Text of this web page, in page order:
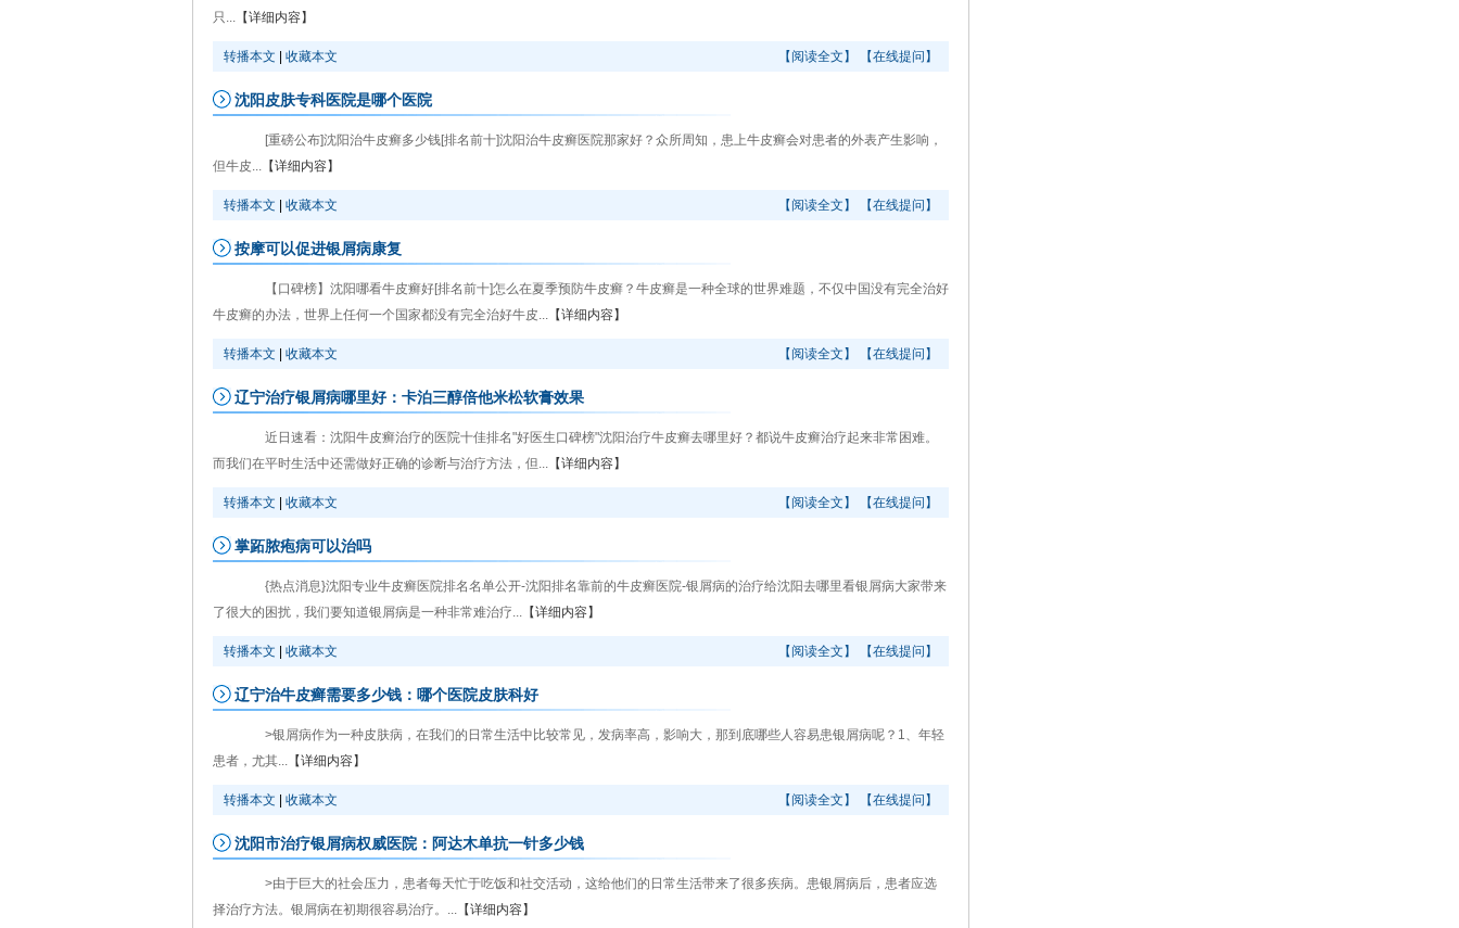
只... 【详细内容】
转播本文 收藏本文 【阅读全文】 【在线提问】
沈阳皮肤专科医院是哪个医院
[重磅公布]沈阳治牛皮癣多少钱[排名前十]沈阳治牛皮癣医院那家好？众所周知，患上牛皮癣会对患者的外表产生影响，
但牛皮... 【详细内容】
转播本文 收藏本文 【阅读全文】 【在线提问】
按摩可以促进银屑病康复
【口碑榜】沈阳哪看牛皮癣好[排名前十]怎么在夏季预防牛皮癣？牛皮癣是一种全球的世界难题，不仅中国没有完全治好
牛皮癣的办法，世界上任何一个国家都没有完全治好牛皮... 【详细内容】
转播本文 收藏本文 【阅读全文】 【在线提问】
辽宁治疗银屑病哪里好：卡泊三醇倍他米松软膏效果
近日速看：沈阳牛皮癣治疗的医院十佳排名"好医生口碑榜"沈阳治疗牛皮癣去哪里好？都说牛皮癣治疗起来非常困难。
而我们在平时生活中还需做好正确的诊断与治疗方法，但... 【详细内容】
转播本文 收藏本文 【阅读全文】 【在线提问】
掌跖脓疱病可以治吗
{热点消息}沈阳专业牛皮癣医院排名名单公开-沈阳排名靠前的牛皮癣医院-银屑病的治疗给沈阳去哪里看银屑病大家带来
了很大的困扰，我们要知道银屑病是一种非常难治疗... 【详细内容】
转播本文 收藏本文 【阅读全文】 【在线提问】
辽宁治牛皮癣需要多少钱：哪个医院皮肤科好
>银屑病作为一种皮肤病，在我们的日常生活中比较常见，发病率高，影响大，那到底哪些人容易患银屑病呢？1、年轻
患者，尤其... 【详细内容】
转播本文 收藏本文 【阅读全文】 【在线提问】
沈阳市治疗银屑病权威医院：阿达木单抗一针多少钱
>由于巨大的社会压力，患者每天忙于吃饭和社交活动，这给他们的日常生活带来了很多疾病。患银屑病后，患者应选
择治疗方法。银屑病在初期很容易治疗。... 【详细内容】